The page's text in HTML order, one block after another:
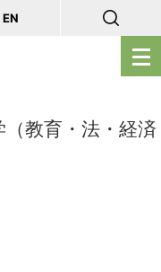
メ
ニ
ー
EN
（教育・法・経済